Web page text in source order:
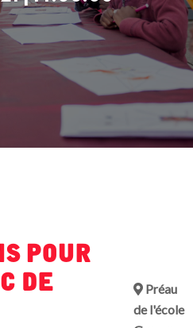
pour
de
Préau
de l'école